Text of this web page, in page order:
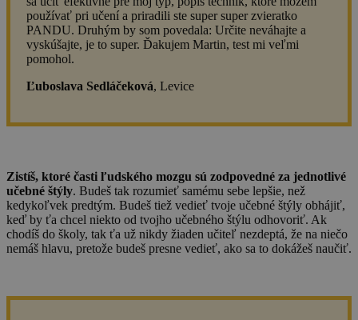
používať pri učení a priradili ste super super zvieratko
PANDU. Druhým by som povedala: Určite neváhajte a
vyskúšajte, je to super. Ďakujem Martin, test mi veľmi
pomohol.
Ľuboslava Sedláčeková, Levice
Zistíš, ktoré časti ľudského mozgu sú zodpovedné za jednotlivé
učebné štýly. Budeš tak rozumieť samému sebe lepšie, než
kedykoľvek predtým. Budeš tiež vedieť tvoje učebné štýly obhájiť,
keď by ťa chcel niekto od tvojho učebného štýlu odhovoriť. Ak
chodíš do školy, tak ťa už nikdy žiaden učiteľ nezdeptá, že na niečo
nemáš hlavu, pretože budeš presne vedieť, ako sa to dokážeš naučiť.